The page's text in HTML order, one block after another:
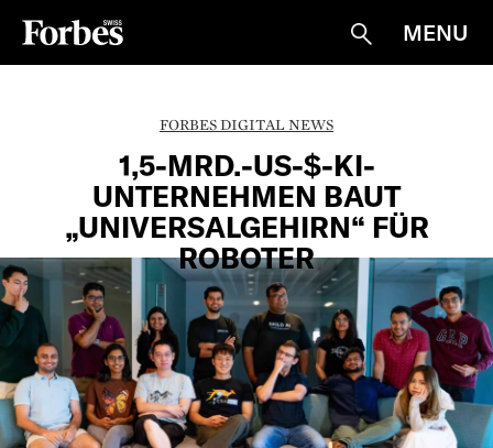
Suche
MENU
FORBES DIGITAL NEWS
1,5-MRD.-US-$-KI-
UNTERNEHMEN BAUT
„UNIVERSALGEHIRN“ FÜR
ROBOTER